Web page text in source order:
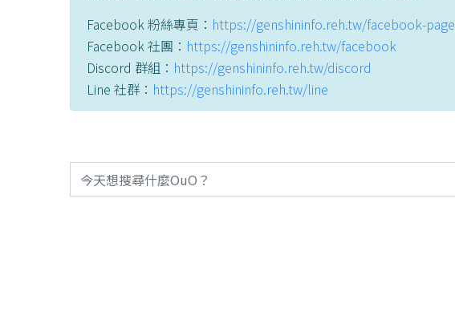
Facebook 粉絲專頁： https://genshininfo.reh.tw/facebook-page
Facebook 社團： https://genshininfo.reh.tw/facebook
Discord 群組： https://genshininfo.reh.tw/discord
Line 社群： https://genshininfo.reh.tw/line